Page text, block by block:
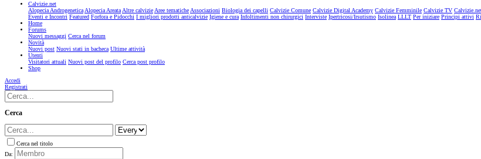
Calvizie.net
Alopecia AndrogeneticaAlopecia AreataAltre calvizieAree tematicheAssociazioni Biologia dei capelli Calvizie Comune Calvizie Digital Academy Calvizie Femminile Calvizie TV
Eventi e Incontri Featured Forfora e Pidocchi I migliori prodotti anticalvizie Igiene e cura Infoltimenti non chirurgici Interviste Ipertricosi/Irsutismo Isolinea LLLT Per iniziare Principi attivi
Home
Forums
Nuovi messaggi Cerca nel forum
Novità
Nuovi post Nuovi stati in bacheca Ultime attività
Utenti
Visitatori attuali Nuovi post del profilo Cerca post profilo
Shop
Accedi
Registrati
Cerca
Cerca nel titolo
Da: